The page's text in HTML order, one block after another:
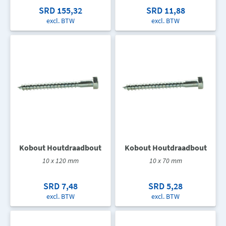
SRD 155,32
excl. BTW
SRD 11,88
excl. BTW
Kobout Houtdraadbout
10 x 120 mm
SRD 7,48
excl. BTW
Kobout Houtdraadbout
10 x 70 mm
SRD 5,28
excl. BTW